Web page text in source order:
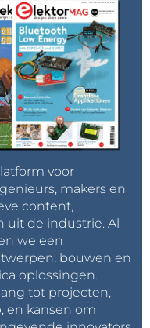
voor
makers en
content,
uit de industrie. Al
we een
bouwen en
oplossingen.
tot projecten,
en kansen om